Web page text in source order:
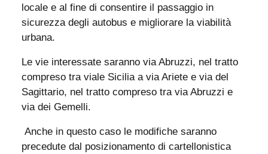
locale e al fine di consentire il passaggio in
sicurezza degli autobus e migliorare la viabilità
urbana.
Le vie interessate saranno via Abruzzi, nel tratto
compreso tra viale Sicilia a via Ariete e via del
Sagittario, nel tratto compreso tra via Abruzzi e
via dei Gemelli.
Anche in questo caso le modifiche saranno
precedute dal posizionamento di cartellonistica